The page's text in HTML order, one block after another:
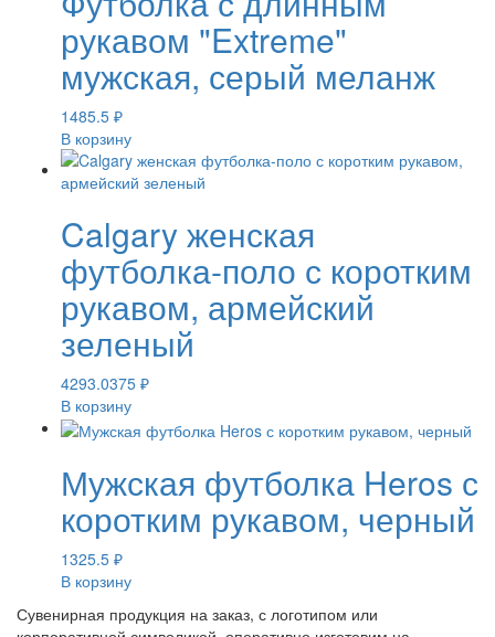
рукавом "Extreme"
мужская, серый меланж
1485.5 ₽
В корзину
Calgary женская
футболка-поло с коротким
рукавом, армейский
зеленый
4293.0375 ₽
В корзину
Мужская футболка Heros с
коротким рукавом, черный
1325.5 ₽
В корзину
Сувенирная продукция на заказ, с логотипом или